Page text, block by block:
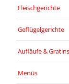
Fleischgerichte
Geflügelgerichte
Aufläufe & Gratins
Menüs